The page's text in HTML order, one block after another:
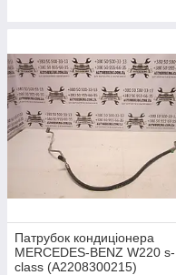
Патрубок кондиціонера
MERCEDES-BENZ W220 s-
class (A2208300215)